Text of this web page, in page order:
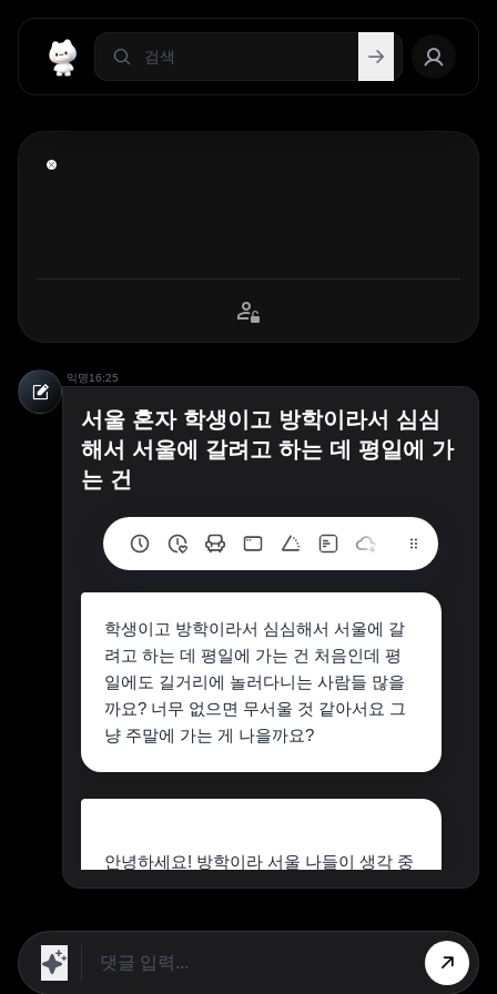
익명16:25
서울 혼자 학생이고 방학이라서 심심
해서 서울에 갈려고 하는 데 평일에 가
는 건
학생이고 방학이라서 심심해서 서울에 갈
려고 하는 데 평일에 가는 건 처음인데 평
일에도 길거리에 놀러다니는 사람들 많을
까요? 너무 없으면 무서울 것 같아서요 그
냥 주말에 가는 게 나을까요?
안녕하세요! 방학이라 서울 나들이 생각 중
이시군요.
활기차답니다!